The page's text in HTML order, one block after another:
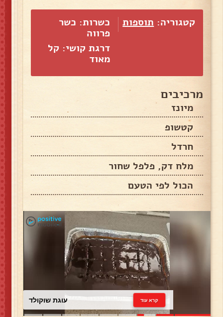
קטגוריה: תוספות
כשרות: כשר
פרווה
דרגת קושי: קל
מאוד
מרכיבים
מיונז
קטשופ
חרדל
מלח דק, פלפל שחור
הכול לפי הטעם
עוגת שוקולד קרא עוד